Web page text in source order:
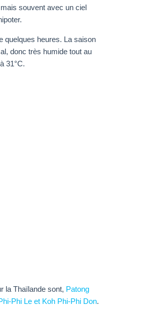
souvent avec un ciel
quelques heures. La saison
donc très humide tout au
31°C.
la Thaïlande sont, Patong
Phi Le et Koh Phi-Phi Don.